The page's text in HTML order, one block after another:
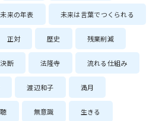
未来の年表 未来は言葉でつくられる
正対 歴史 残業削減
決断 法隆寺 流れる仕組み
渡辺和子 満月
無意識 生きる